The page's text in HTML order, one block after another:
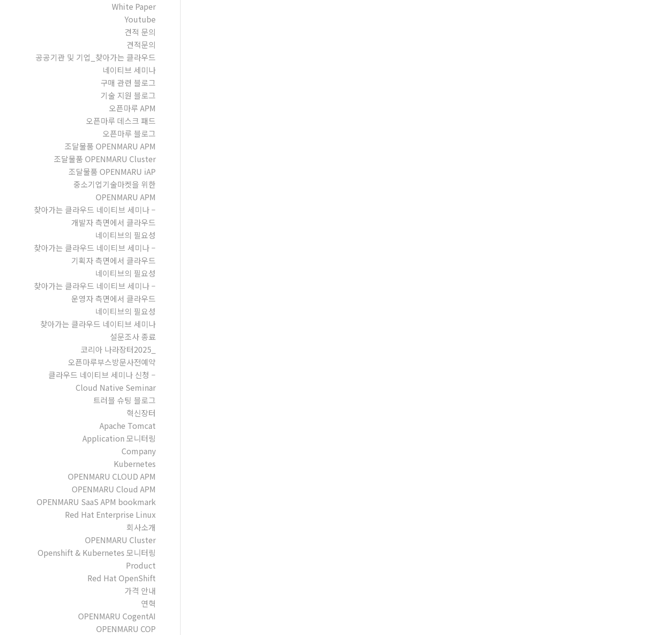
White Paper
Youtube
견적 문의
견적문의
공공기관 및 기업_찾아가는 클라우드
네이티브 세미나
구매 관련 블로그
기술 지원 블로그
오픈마루 APM
오픈마루 데스크 패드
오픈마루 블로그
조달물품 OPENMARU APM
조달물품 OPENMARU Cluster
조달물품 OPENMARU iAP
중소기업기술마켓을 위한
OPENMARU APM
찾아가는 클라우드 네이티브 세미나 –
개발자 측면에서 클라우드
네이티브의 필요성
찾아가는 클라우드 네이티브 세미나 –
기획자 측면에서 클라우드
네이티브의 필요성
찾아가는 클라우드 네이티브 세미나 –
운영자 측면에서 클라우드
네이티브의 필요성
찾아가는 클라우드 네이티브 세미나
설문조사 종료
코리아 나라장터2025_
오픈마루부스방문사전예약
클라우드 네이티브 세미나 신청 –
Cloud Native Seminar
트러블 슈팅 블로그
혁신장터
Apache Tomcat
Application 모니터링
Company
Kubernetes
OPENMARU CLOUD APM
OPENMARU Cloud APM
OPENMARU SaaS APM bookmark
Red Hat Enterprise Linux
회사소개
OPENMARU Cluster
Openshift & Kubernetes 모니터링
Product
Red Hat OpenShift
가격 안내
연혁
OPENMARU CogentAI
OPENMARU COP